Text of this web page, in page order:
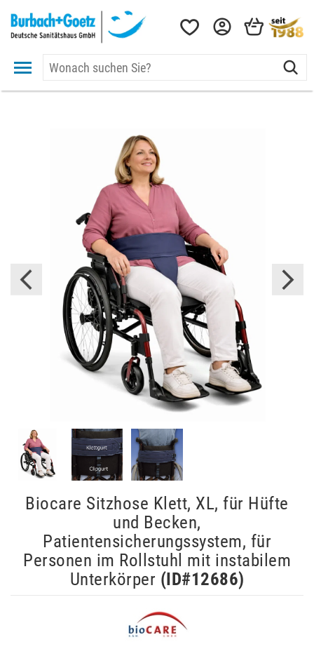
Biocare Sitzhose Klett, XL, für Hüfte
und Becken,
Patientensicherungssystem, für
Personen im Rollstuhl mit instabilem
Unterkörper (ID#12686)